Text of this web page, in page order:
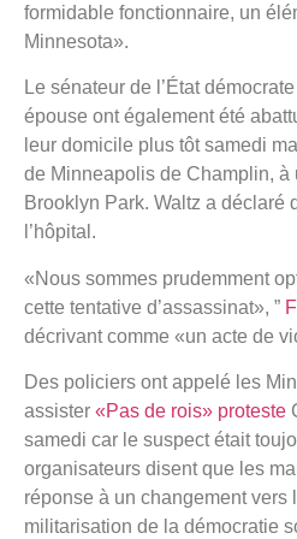
formidable fonctionnaire, un
Minnesota».
Le sénateur de l’État
épouse ont également été
leur domicile plus tôt samedi
de Minneapolis de Champlin, à
Brooklyn Park. Waltz a déclaré
l’hôpital.
«Nous sommes prudemment
cette tentative d’assassinat», ”
décrivant comme «un acte de
Des policiers ont appelé les
assister «Pas de rois» proteste
samedi car le suspect était
organisateurs disent que les
réponse à un changement vers
militarisation de la démocratie